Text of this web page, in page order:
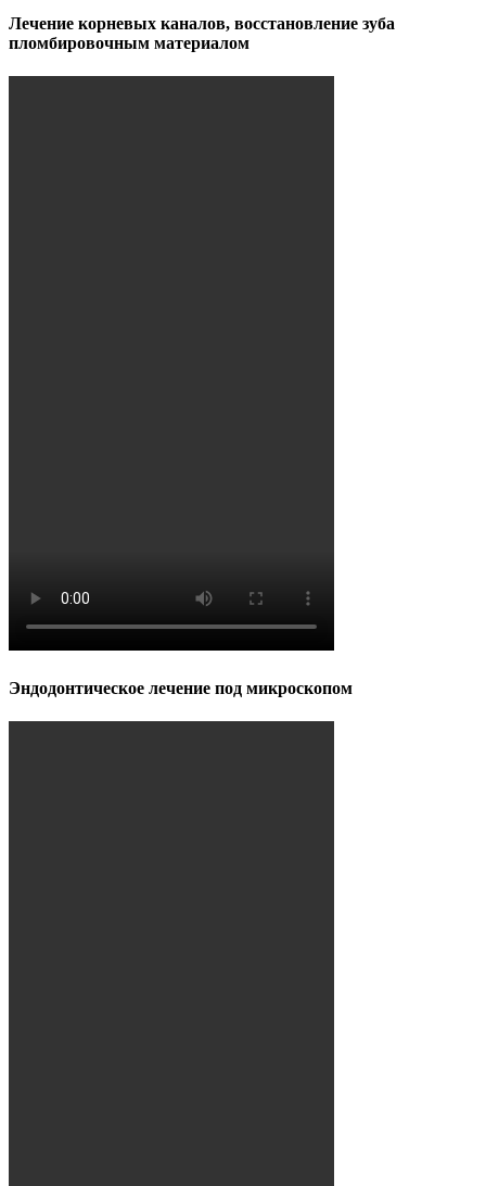
Лечение корневых каналов, восстановление зуба
пломбировочным материалом
Эндодонтическое лечение под микроскопом